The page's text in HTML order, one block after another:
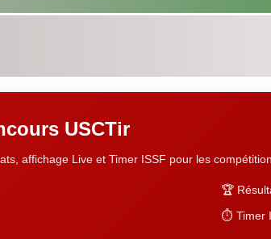
USCTir
affichage Live et Timer ISSF pour les
🏆
⏱️ Timer